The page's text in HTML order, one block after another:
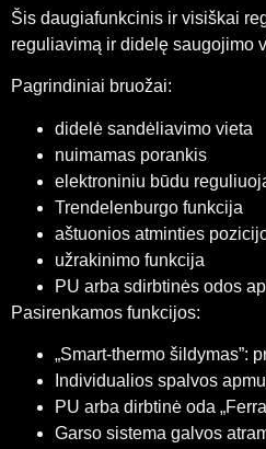
Šis daugiafunkcinis ir visiškai
reguliavimą ir didelę saugojimo
Pagrindiniai bruožai:
didelė sandėliavimo vieta
nuimamas porankis
elektroniniu būdu
Trendelenburgo funkcija
aštuonios atminties
užrakinimo funkcija
PU arba sdirbtinės odos
Pasirenkamos funkcijos:
„Smart-thermo šildymas”:
Individualios spalvos
PU arba dirbtinė oda
Garso sistema galvos